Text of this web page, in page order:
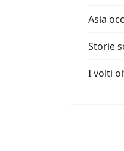
Asia
Storie
I volti